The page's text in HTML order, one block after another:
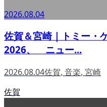
2026.08.04
佐賀＆宮崎｜トミー・
2026、 ニュー...
2026.08.04佐賀, 音楽, 宮崎
佐賀